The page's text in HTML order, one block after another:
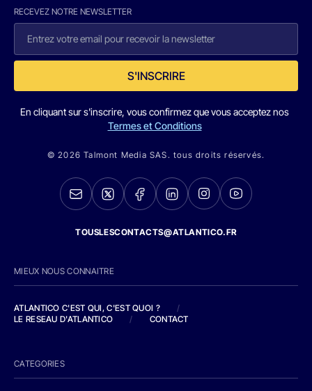
RECEVEZ NOTRE NEWSLETTER
S'INSCRIRE
En cliquant sur s'inscrire, vous confirmez que vous acceptez nos
Termes et Conditions
© 2026 Talmont Media SAS. tous droits réservés.
TOUSLESCONTACTS@ATLANTICO.FR
MIEUX NOUS CONNAITRE
ATLANTICO C'EST QUI, C'EST QUOI ?
/
LE RESEAU D'ATLANTICO
/ CONTACT
CATEGORIES